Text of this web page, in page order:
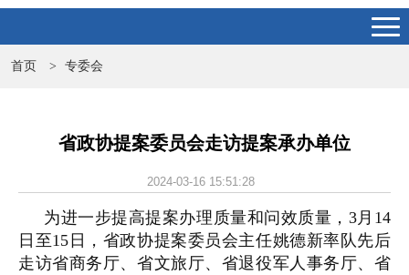
首页 > 专委会
省政协提案委员会走访提案承办单位
2024-03-16 15:51:28
为进一步提高提案办理质量和问效质量，3月14
日至15日，省政协提案委员会主任姚德新率队先后
走访省商务厅、省文旅厅、省退役军人事务厅、省